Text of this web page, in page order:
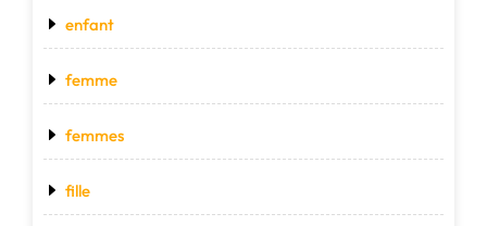
enfant
femme
femmes
fille